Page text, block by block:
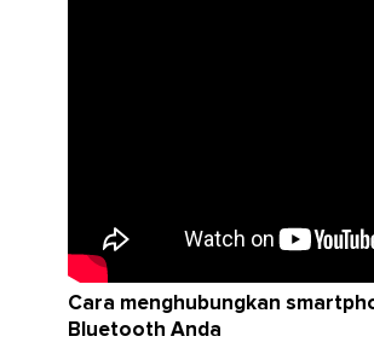
Cara menghubungkan
Bluetooth Anda